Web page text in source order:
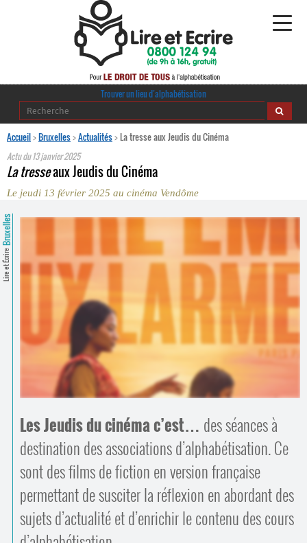
Alphabétisation
Regards croisés
journaldelalpha.be
Ressources pédagogiques
Bienvenue en Belgique
Espace presse
Contacts
Trouver un lieu d’alphabétisation
Trouver un lieu d’alphabétisation
Accueil>Bruxelles>Actualités>La tresse aux Jeudis du Cinéma
Actu du13 janvier 2025
La tresseaux Jeudis du Cinéma
Le jeudi 13 février 2025 au cinéma Vendôme
Lire et Écrire
Bruxelles
Les Jeudis du cinéma c’est… des séances à
destination des associations d’alphabétisation. Ce
sont des films de fiction en version française
permettant de susciter la réflexion en abordant des
sujets d’actualité et d’enrichir le contenu des cours